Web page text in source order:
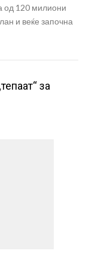
од 120 милиони
и веќе започна
за